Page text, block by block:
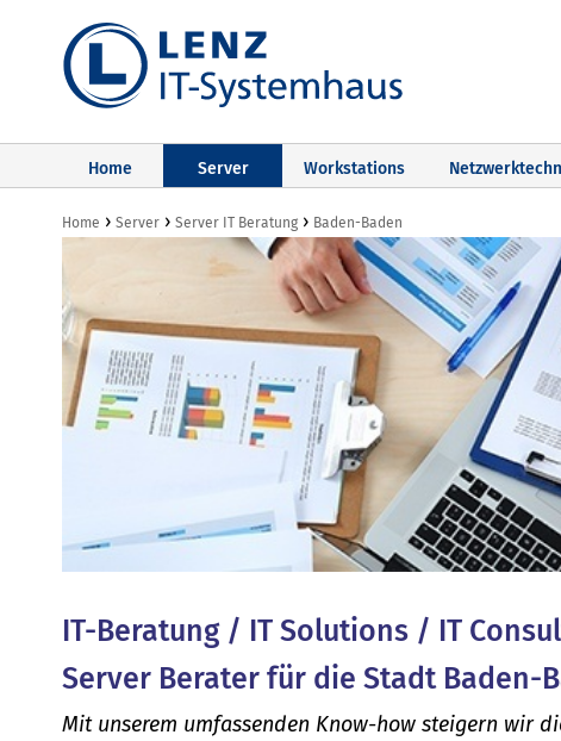
Home Server Workstations
Home › Server › Server IT Beratung › Baden-Baden
IT-Beratung / IT Solutions / IT
Server Berater für die Stadt Baden-
Mit unserem umfassenden Know-how steigern wir